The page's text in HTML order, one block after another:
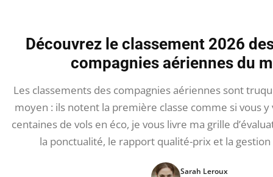
Découvrez le classement 2026
compagnies aériennes du
Les classements des compagnies aériennes sont
moyen : ils notent la première classe comme si vous y
centaines de vols en éco, je vous livre ma grille
la ponctualité, le rapport qualité-prix et la
Sarah Leroux